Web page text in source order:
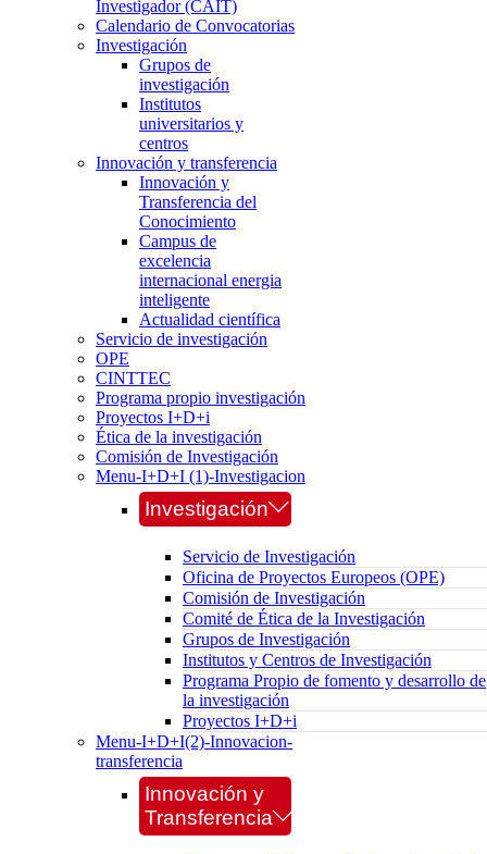
Investigador (CAIT)
Calendario de Convocatorias
Investigación
Grupos de
investigación
Institutos
universitarios y
centros
Innovación y transferencia
Innovación y
Transferencia del
Conocimiento
Campus de
excelencia
internacional energia
inteligente
Actualidad científica
Servicio de investigación
OPE
CINTTEC
Programa propio investigación
Proyectos I+D+i
Ética de la investigación
Comisión de Investigación
Menu-I+D+I (1)-Investigacion
Investigación
Servicio de Investigación
Oficina de Proyectos Europeos (OPE)
Comisión de Investigación
Comité de Ética de la Investigación
Grupos de Investigación
Institutos y Centros de Investigación
Programa Propio de fomento y desarrollo de
la investigación
Proyectos I+D+i
Menu-I+D+I(2)-Innovacion-
transferencia
Innovación y
Transferencia